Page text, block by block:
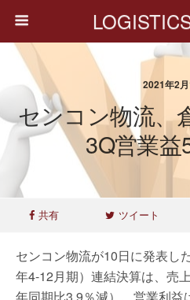
2021年2
センコン物流、
3Q営業益
共有 ツイート
センコン物流が10日に発表し
年4-12月期）連結決算は、売